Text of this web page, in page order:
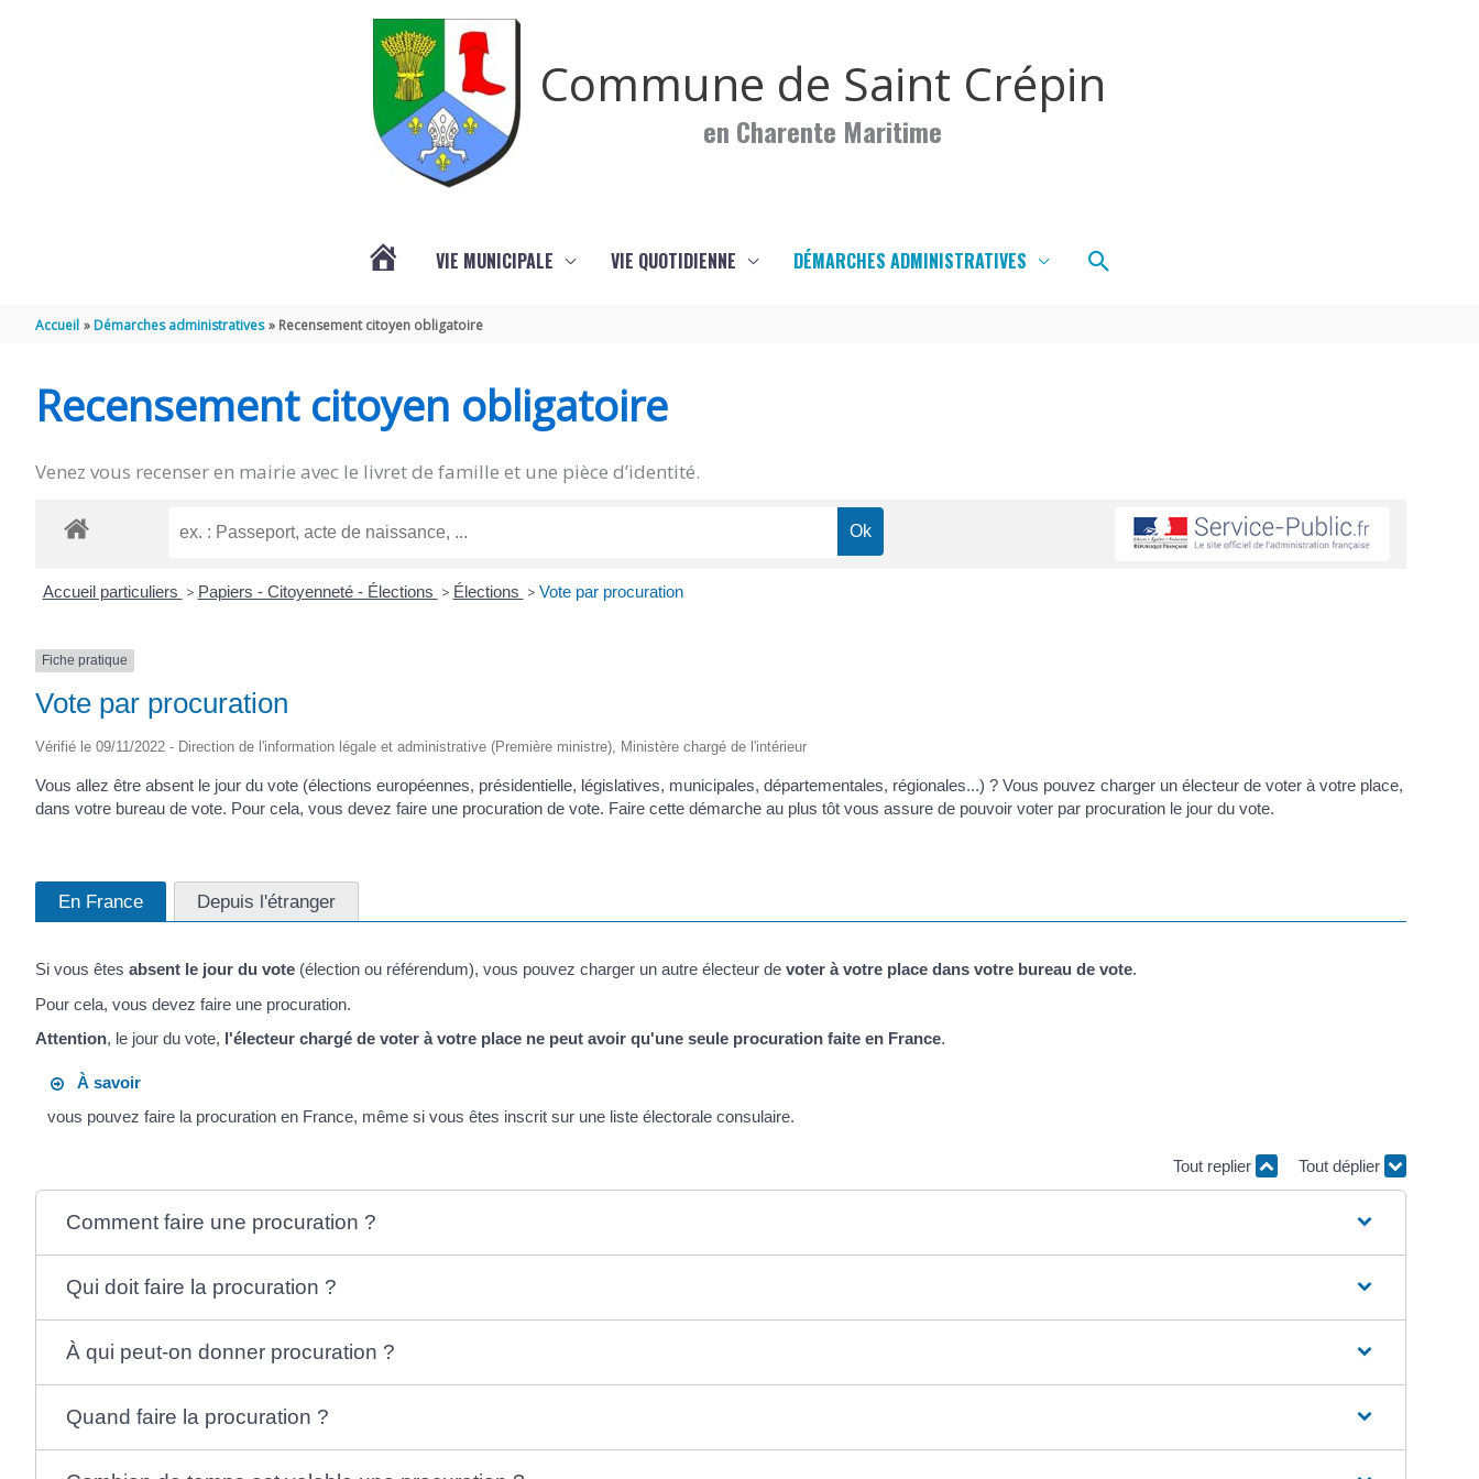
Commune de Saint Crépin
en Charente Maritime
SAINT-
VIE MUNICIPALE VIE QUOTIDIENNE DÉMARCHES ADMINISTRATIVES Rechercher
Accueil Démarches administratives Recensement citoyen obligatoire
Recensement citoyen obligatoire
Venez vous recenser en mairie avec le livret de famille et une pièce d’identité.
Accueil particuliers > Papiers - Citoyenneté - Élections > Élections > Vote par procuration
Fiche pratique
Vote par procuration
Vérifié le 09/11/2022 - Direction de l'information légale et administrative (Première ministre), Ministère chargé de l'intérieur
Vous allez être absent le jour du vote (élections européennes, présidentielle, législatives, municipales, départementales, régionales...) ? Vous pouvez charger un électeur de voter à votre place,
dans votre bureau de vote. Pour cela, vous devez faire une procuration de vote. Faire cette démarche au plus tôt vous assure de pouvoir voter par procuration le jour du vote.
En France Depuis l'étranger
Si vous êtes absent le jour du vote (élection ou référendum), vous pouvez charger un autre électeur de voter à votre place dans votre bureau de vote.
Pour cela, vous devez faire une procuration.
Attention, le jour du vote, l'électeur chargé de voter à votre place ne peut avoir qu'une seule procuration faite en France.
À savoir
vous pouvez faire la procuration en France, même si vous êtes inscrit sur une liste électorale consulaire.
Tout replier Tout déplier
Comment faire une procuration ?
Qui doit faire la procuration ?
À qui peut-on donner procuration ?
Quand faire la procuration ?